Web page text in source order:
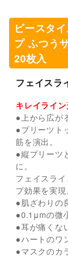
ビースタ
プ ふつう
20枚入
フェイスラ
キレイライン
●上から広が
●プリーツト
筋を演出。
●縦プリーツ
に。
フェイスラ
プ効果を実現
●肌ざわりの
●0.1μmの微
●耳が痛くな
●ハートのワ
●マスクのカ